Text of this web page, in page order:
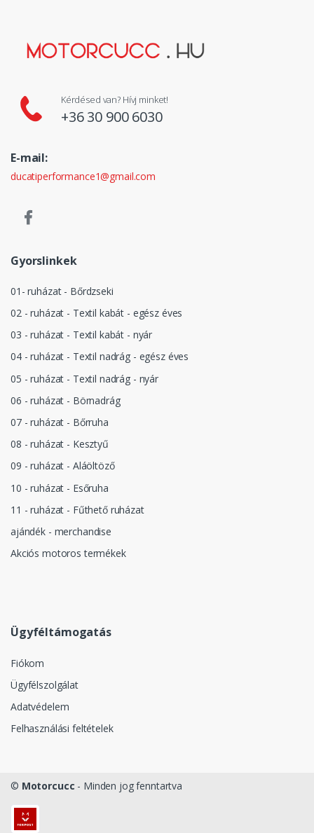
Kérdésed van? Hívj minket!
+36 30 900 6030
E-mail:
ducatiperformance1@gmail.com
Gyorslinkek
01- ruházat - Bőrdzseki
02 - ruházat - Textil kabát - egész éves
03 - ruházat - Textil kabát - nyár
04 - ruházat - Textil nadrág - egész éves
05 - ruházat - Textil nadrág - nyár
06 - ruházat - Börnadrág
07 - ruházat - Bőrruha
08 - ruházat - Kesztyű
09 - ruházat - Aláöltöző
10 - ruházat - Esőruha
11 - ruházat - Fűthető ruházat
ajándék - merchandise
Akciós motoros termékek
Ügyféltámogatás
Fiókom
Ügyfélszolgálat
Adatvédelem
Felhasználási feltételek
© Motorcucc - Minden jog fenntartva